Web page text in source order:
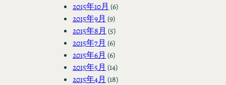
2015年10月 (6)
2015年9月 (9)
2015年8月 (5)
2015年7月 (6)
2015年6月 (6)
2015年5月 (14)
2015年4月 (18)